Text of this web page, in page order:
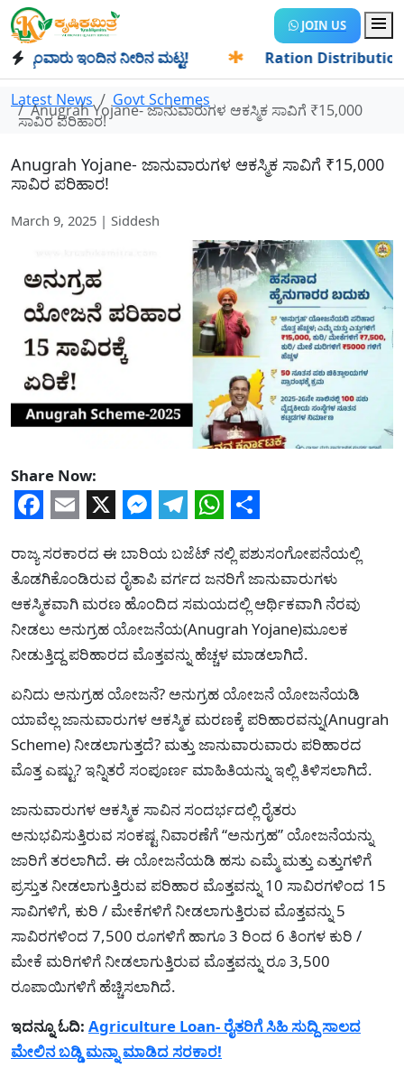
JOIN US
ಇಂದಿನ ನೀರಿನ ಮಟ್ಟ! Ration Distribution-
Latest News Govt Schemes
Anugrah Yojane- ಜಾನುವಾರುಗಳ ಆಕಸ್ಮಿಕ ಸಾವಿಗೆ ₹15,000
ಸಾವಿರ ಪರಿಹಾರ!
Anugrah Yojane- ಜಾನುವಾರುಗಳ ಆಕಸ್ಮಿಕ ಸಾವಿಗೆ ₹15,000
ಸಾವಿರ ಪರಿಹಾರ!
March 9, 2025 | Siddesh
Share Now:
Facebook
Email
X Messenger
Telegram
WhatsApp
Share
ರಾಜ್ಯ ಸರಕಾರದ ಈ ಬಾರಿಯ ಬಜೆಟ್ ನಲ್ಲಿ ಪಶುಸಂಗೋಪನೆಯಲ್ಲಿ
ತೊಡಗಿಕೊಂಡಿರುವ ರೈತಾಪಿ ವರ್ಗದ ಜನರಿಗೆ ಜಾನುವಾರುಗಳು
ಆಕಸ್ಮಿಕವಾಗಿ ಮರಣ ಹೊಂದಿದ ಸಮಯದಲ್ಲಿ ಆರ್ಥಿಕವಾಗಿ ನೆರವು
ನೀಡಲು ಅನುಗ್ರಹ ಯೋಜನೆಯ(Anugrah Yojane)ಮೂಲಕ
ನೀಡುತ್ತಿದ್ದ ಪರಿಹಾರದ ಮೊತ್ತವನ್ನು ಹೆಚ್ಚಳ ಮಾಡಲಾಗಿದೆ.
ಏನಿದು ಅನುಗ್ರಹ ಯೋಜನೆ? ಅನುಗ್ರಹ ಯೋಜನೆ ಯೋಜನೆಯಡಿ
ಯಾವೆಲ್ಲ ಜಾನುವಾರುಗಳ ಆಕಸ್ಮಿಕ ಮರಣಕ್ಕೆ ಪರಿಹಾರವನ್ನು(Anugrah
Scheme) ನೀಡಲಾಗುತ್ತದೆ? ಮತ್ತು ಜಾನುವಾರುವಾರು ಪರಿಹಾರದ
ಮೊತ್ತ ಎಷ್ಟು? ಇನ್ನಿತರೆ ಸಂಪೂರ್ಣ ಮಾಹಿತಿಯನ್ನು ಇಲ್ಲಿ ತಿಳಿಸಲಾಗಿದೆ.
ಜಾನುವಾರುಗಳ ಆಕಸ್ಮಿಕ ಸಾವಿನ ಸಂದರ್ಭದಲ್ಲಿ ರೈತರು
ಅನುಭವಿಸುತ್ತಿರುವ ಸಂಕಷ್ಟ ನಿವಾರಣೆಗೆ “ಅನುಗ್ರಹ” ಯೋಜನೆಯನ್ನು
ಜಾರಿಗೆ ತರಲಾಗಿದೆ. ಈ ಯೋಜನೆಯಡಿ ಹಸು ಎಮ್ಮೆ ಮತ್ತು ಎತ್ತುಗಳಿಗೆ
ಪ್ರಸ್ತುತ ನೀಡಲಾಗುತ್ತಿರುವ ಪರಿಹಾರ ಮೊತ್ತವನ್ನು 10 ಸಾವಿರಗಳಿಂದ 15
ಸಾವಿಗಳಿಗೆ, ಕುರಿ / ಮೇಕೆಗಳಿಗೆ ನೀಡಲಾಗುತ್ತಿರುವ ಮೊತ್ತವನ್ನು 5
ಸಾವಿರಗಳಿಂದ 7,500 ರೂಗಳಿಗೆ ಹಾಗೂ 3 ರಿಂದ 6 ತಿಂಗಳ ಕುರಿ /
ಮೇಕೆ ಮರಿಗಳಿಗೆ ನೀಡಲಾಗುತ್ತಿರುವ ಮೊತ್ತವನ್ನು ರೂ 3,500
ರೂಪಾಯಿಗಳಿಗೆ ಹೆಚ್ಚಿಸಲಾಗಿದೆ.
ಇದನ್ನೂ ಓದಿ: Agriculture Loan- ರೈತರಿಗೆ ಸಿಹಿ ಸುದ್ದಿ ಸಾಲದ
ಮೇಲಿನ ಬಡ್ಡಿ ಮನ್ನಾ ಮಾಡಿದ ಸರಕಾರ!